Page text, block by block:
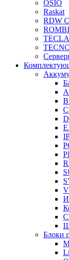
OSIO
Raskat
RDW
Блоки